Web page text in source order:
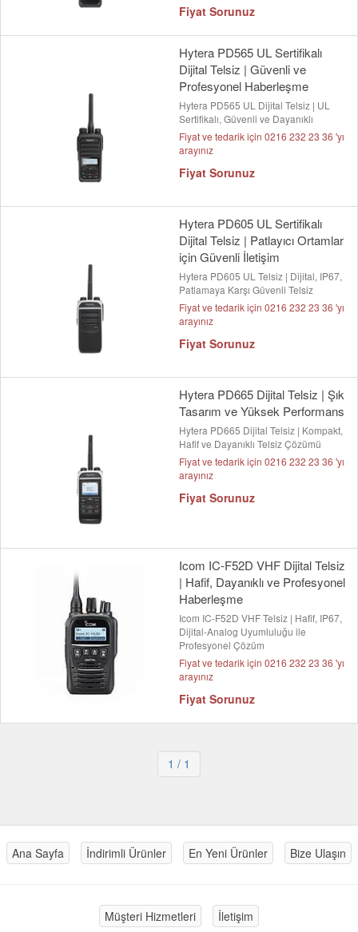
Fiyat Sorunuz
Hytera PD565 UL Sertifikalı
Dijital Telsiz | Güvenli ve
Profesyonel Haberleşme
Hytera PD565 UL Dijital Telsiz | UL
Sertifikalı, Güvenli ve Dayanıklı
Fiyat ve tedarik için 0216 232 23 36 'yı
arayınız
Fiyat Sorunuz
Hytera PD605 UL Sertifikalı
Dijital Telsiz | Patlayıcı Ortamlar
için Güvenli İletişim
Hytera PD605 UL Telsiz | Dijital, IP67,
Patlamaya Karşı Güvenli Telsiz
Fiyat ve tedarik için 0216 232 23 36 'yı
arayınız
Fiyat Sorunuz
Hytera PD665 Dijital Telsiz | Şık
Tasarım ve Yüksek Performans
Hytera PD665 Dijital Telsiz | Kompakt,
Hafif ve Dayanıklı Telsiz Çözümü
Fiyat ve tedarik için 0216 232 23 36 'yı
arayınız
Fiyat Sorunuz
Icom IC-F52D VHF Dijital Telsiz
| Hafif, Dayanıklı ve Profesyonel
Haberleşme
Icom IC-F52D VHF Telsiz | Hafif, IP67,
Dijital-Analog Uyumluluğu ile
Profesyonel Çözüm
Fiyat ve tedarik için 0216 232 23 36 'yı
arayınız
Fiyat Sorunuz
1 / 1
Ana Sayfa İndirimli Ürünler En Yeni Ürünler Bize Ulaşın
Müşteri Hizmetleri İletişim